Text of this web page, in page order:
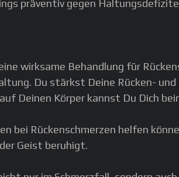
präventiv gegen
wirksame Behandlung für
Du stärkst Deine Rücken-
Deinen Körper kannst Du Dich
bei Rückenschmerzen helfen
Geist beruhigt.